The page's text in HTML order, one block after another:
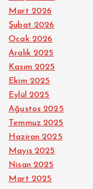
Mart 2026
Şubat 2026
Ocak 2026
Aralık 2025
Kasım 2025
Ekim 2025
Eylül 2025
Ağustos 2025
Temmuz 2025
Haziran 2025
Mayıs 2025
Nisan 2025
Mart 2025